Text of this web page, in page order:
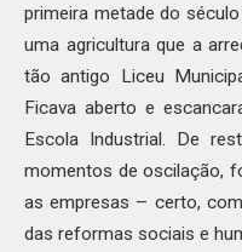
primeira metade do
uma agricultura que a
tão antigo Liceu
Ficava aberto e
Escola Industrial. De
momentos de oscilação,
as empresas – certo,
das reformas sociais e